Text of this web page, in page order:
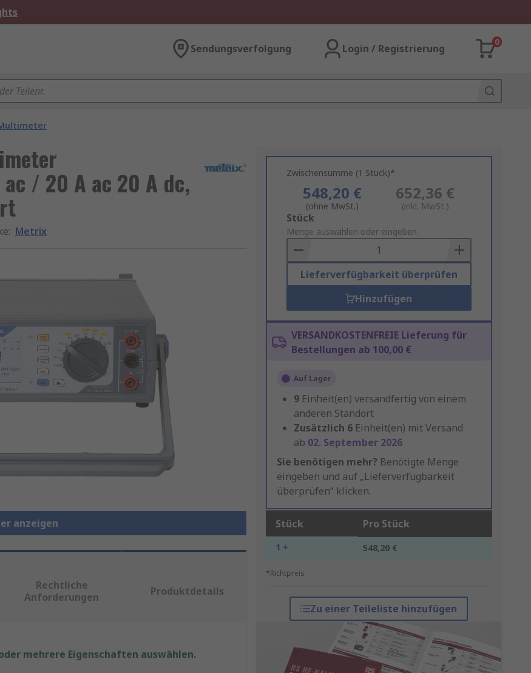
Sendungsverfolgung Login / Registrierung
0
/ 20 A ac 20 A dc,
: Metrix
anzeigen
Zwischensumme (1 Stück)*
548,20 €
(ohne MwSt.)
652,36 €
(inkl. MwSt.)
Add
to
Basket
Stück
Menge auswählen oder eingeben
Lieferverfügbarkeit überprüfen
Hinzufügen
VERSANDKOSTENFREIE Lieferung für
Bestellungen ab 100,00 €
Auf Lager
9 Einheit(en) versandfertig von einem
anderen Standort
Zusätzlich 6 Einheit(en) mit Versand
ab 02. September 2026
Sie benötigen mehr? Benötigte Menge
eingeben und auf „Lieferverfügbarkeit
überprüfen“ klicken.
Stück Pro Stück
1 + 548,20 €
*Richtpreis
Zu einer Teileliste hinzufügen
Rechtliche
Anforderungen
Produktdetails
mehrere Eigenschaften auswählen.